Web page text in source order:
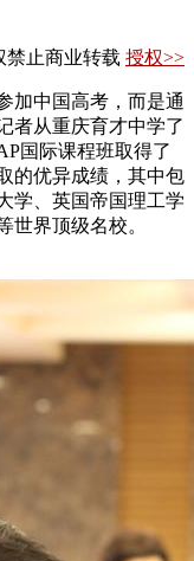
禁止商业转载 授权>>
加中国高考，而是通
者从重庆育才中学了
国际课程班取得了
的优异成绩，其中包
学、英国帝国理工学
世界顶级名校。